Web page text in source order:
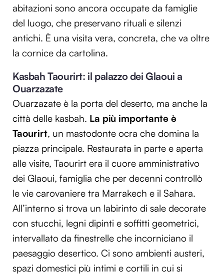
abitazioni sono ancora occupate da famiglie
del luogo, che preservano rituali e silenzi
antichi. È una visita vera, concreta, che va oltre
la cornice da cartolina.
Kasbah Taourirt: il palazzo dei Glaoui a
Ouarzazate
Ouarzazate è la porta del deserto, ma anche la
città delle kasbah. La più importante è
Taourirt, un mastodonte ocra che domina la
piazza principale. Restaurata in parte e aperta
alle visite, Taourirt era il cuore amministrativo
dei Glaoui, famiglia che per decenni controllò
le vie carovaniere tra Marrakech e il Sahara.
All’interno si trova un labirinto di sale decorate
con stucchi, legni dipinti e soffitti geometrici,
intervallato da finestrelle che incorniciano il
paesaggio desertico. Ci sono ambienti austeri,
spazi domestici più intimi e cortili in cui si